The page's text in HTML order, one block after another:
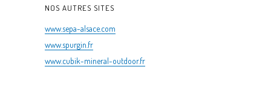
NOS AUTRES SITES
www.sepa-alsace.com
www.spurgin.fr
www.cubik-mineral-outdoor.fr